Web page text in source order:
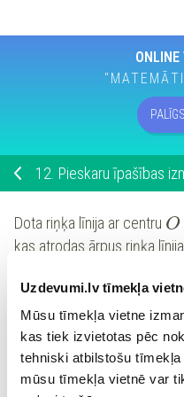
Uzdevumi.lv tīmekļa
Mūsu tīmekļa vietne
kas tiek izvietotas pēc
tehniski atbilstošu
mūsu tīmekļa vietnē var
ONLINE
12. Pieskaru īpašības
Dota riņķa līnija ar centru O
kas atrodas ārpus riņķa
cm.
Aprēķini četrstūraSTO
P = cm